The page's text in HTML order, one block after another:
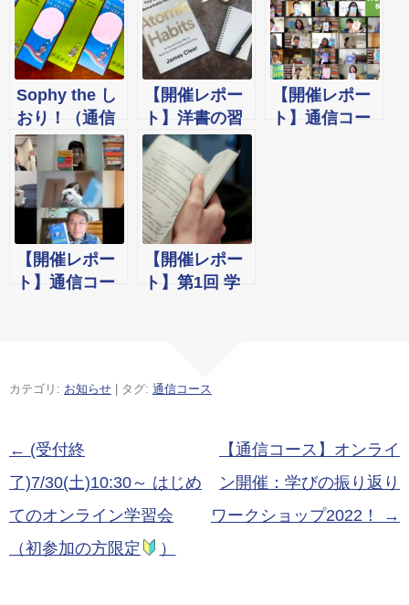
Sophy the し
おり！（通信
コース）
【開催レポー
ト】洋書の習
慣を「アイデ
ンティティ」
から考える！
オンラインワ
ークショップ
(通信コース)
【開催レポー
ト】通信コー
【開催レポー
ト】通信コー
【開催レポー
ト】第1回 学
会 （通信コー
カテゴリ: お知らせ | タグ: 通信コース
投稿ナビゲーション
← (受付終
了)7/30(土)10:30～ はじめ
てのオンライン学習会
（初参加の方限定
）
【通信コース】オンライ
ン開催：学びの振り返り
ワークショップ2022！
→